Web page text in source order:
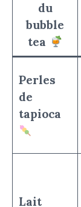
du
bubble
tea
Perles
de
tapioca
Lait